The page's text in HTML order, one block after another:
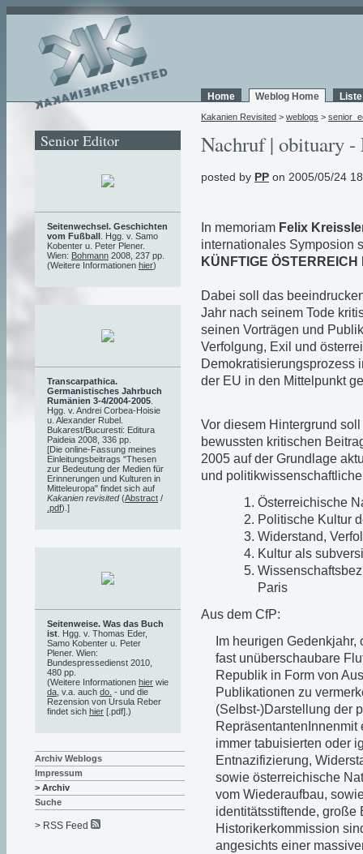
Home Weblog Home
Kakanien Revisited > weblogs >
Nachruf | obituary -
posted by PP on 2005/05/24
In memoriam Felix
internationales Symposion
KÜNFTIGE
Dabei soll das
Jahr nach seinem Tode
seinen Vorträgen und
Verfolgung, Exil und
Demokratisierungsprozess
der EU in den Mittelpunkt
Vor diesem Hintergrund
bewussten kritischen
2005 auf der Grundlage
und
Österreichische
Politische Kultur
Widerstand,
Kultur als
Paris
Aus dem CfP:
Im heurigen
fast unüberschaubare
Republik in Form von
Publikationen zu
(Selbst-)Darstellung der
immer tabuisierten oder
Entnazifizierung,
sowie österreichische
vom Wiederaufbau,
identitätsstiftende, große
Historikerkommission
angesichts einer
Senior Editor
Seitenwechsel. Geschichten
vom Fußball . Hgg. v. Samo
Kobenter u. Peter Plener.
Wien: Bohmann 2008, 237 pp.
(Weitere Informationen hier)
Transcarpathica.
Germanistisches Jahrbuch
Rumänien 3-4/2004-2005
Hgg. v. Andrei Corbea-Hoisie
u. Alexander Rubel.
Bukarest/Bucuresti: Editura
Paideia 2008, 336 pp.
[Die online-Fassung meines
Einleitungsbeitrags "Thesen
zur Bedeutung der Medien für
Erinnerungen und Kulturen in
Mitteleuropa" findet sich auf
Kakanien revisited(Abstract /
.pdf).]
Seitenweise. Was das Buch
ist . Hgg. v. Thomas Eder,
Samo Kobenter u. Peter
Plener. Wien:
Bundespressedienst 2010,
480 pp.
(Weitere Informationen hier wie
da , v.a. auch do. - und die
Rezension von Ursula Reber
findet sich hier [.pdf].)
Archiv Weblogs
Impressum
> Archiv
Suche
> RSS Feed